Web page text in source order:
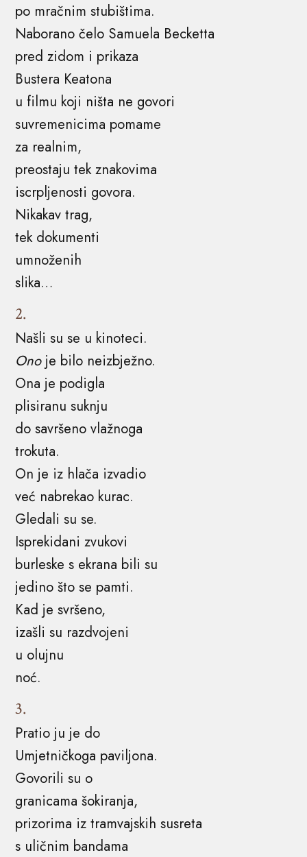
po mračnim stubištima.
Naborano čelo Samuela Becketta
pred zidom i prikaza
Bustera Keatona
u filmu koji ništa ne govori
suvremenicima pomame
za realnim,
preostaju tek znakovima
iscrpljenosti govora.
Nikakav trag,
tek dokumenti
umnoženih
slika…
2.
Našli su se u kinoteci.
Onoje bilo neizbježno.
Ona je podigla
plisiranu suknju
do savršeno vlažnoga
trokuta.
On je iz hlača izvadio
već nabrekao kurac.
Gledali su se.
Isprekidani zvukovi
burleske s ekrana bili su
jedino što se pamti.
Kad je svršeno,
izašli su razdvojeni
u olujnu
noć.
3.
Pratio ju je do
Umjetničkoga paviljona.
Govorili su o
granicama šokiranja,
prizorima iz tramvajskih susreta
s uličnim bandama